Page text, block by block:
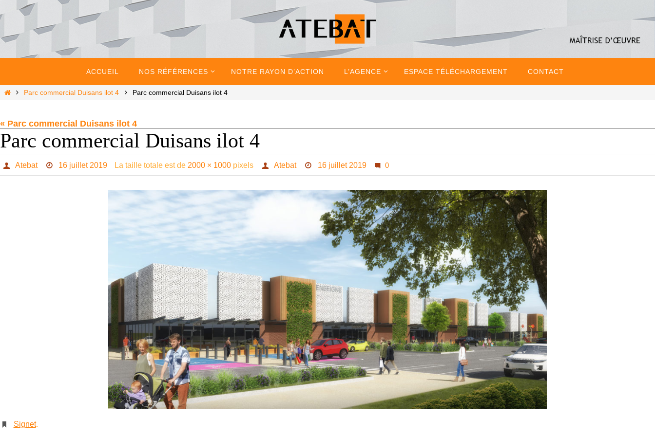
Passer
vers
le
contenu
ACCUEIL NOS RÉFÉRENCES NOTRE RAYON D’ACTION L’AGENCE ESPACE TÉLÉCHARGEMENT CONTACT
HomeParc commercial Duisans ilot 4 Parc commercial Duisans ilot 4
« Parc commercial Duisans ilot 4
Parc commercial Duisans ilot 4
Atebat 16 juillet 2019 La taille totale est de 2000 × 1000 pixels Atebat 16 juillet 2019 0
Signet.